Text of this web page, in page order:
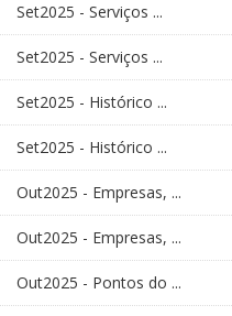
Set2025 - Serviços ...
Set2025 - Serviços ...
Set2025 - Histórico ...
Set2025 - Histórico ...
Out2025 - Empresas, ...
Out2025 - Empresas, ...
Out2025 - Pontos do ...